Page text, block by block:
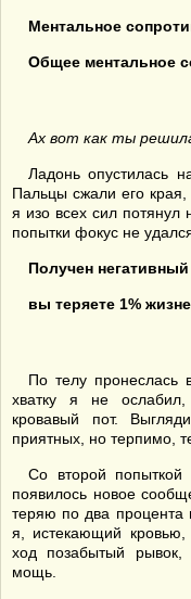
Ментальное
Общее ментальное
Ах вот как ты
Ладонь опустилась
Пальцы сжали его края,
я изо всех сил
попытки фокус не
Получен
вы теряете 1%
По телу
хватку я не ослабил,
кровавый пот.
приятных, но терпимо,
Со второй
появилось новое
теряю по два процента
я, истекающий кровью,
ход позабытый
мощь.